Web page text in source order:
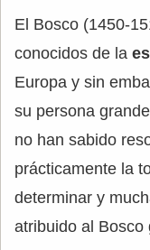
El Bosco (1450-
conocidos de la
Europa y sin
su persona
no han sabido
prácticamente la
determinar y
atribuido al Bosco